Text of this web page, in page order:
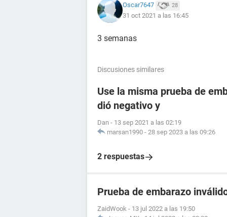
Oscar7647 28
31 oct 2021 a las 16:45
3 semanas
Discusiones similares
Use la misma prueba de
dió negativo y
Dan - 13 sep 2021 a las 02:19
marsan1990 - 28 sep 2023 a las 09:26
2 respuestas
Prueba de embarazo
ZaidWook - 13 jul 2022 a las 19:50